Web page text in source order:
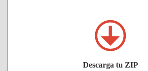
Descarga tu ZIP